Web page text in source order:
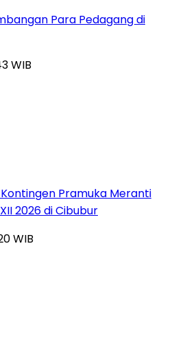
Para Pedagang di
WIB
Pramuka Meranti
2026 di Cibubur
WIB